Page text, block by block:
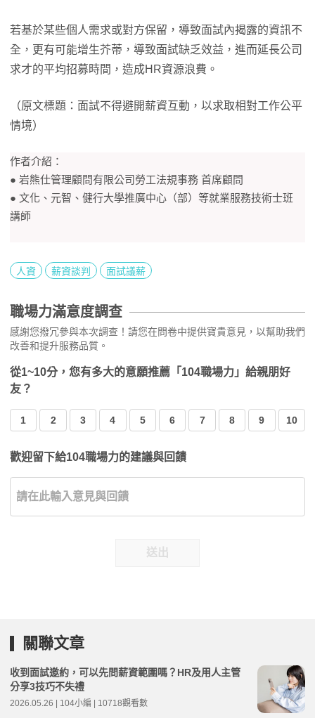
若基於某些個人需求或對方保留，導致面試內揭露的資訊不
全，更有可能增生芥蒂，導致面試缺乏效益，進而延長公司
求才的平均招募時間，造成HR資源浪費。
（原文標題：面試不得避開薪資互動，以求取相對工作公平
情境）
作者介紹：
● 岩熊仕管理顧問有限公司勞工法規事務 首席顧問
● 文化、元智、健行大學推廣中心（部）等就業服務技術士班
講師
人資 薪資談判 面試議薪
職場力滿意度調查
感謝您撥冗參與本次調查！請您在問卷中提供寶貴意見，以幫助我們
改善和提升服務品質。
從1~10分，您有多大的意願推薦「104職場力」給親朋好
友？
1 2 3 4 5 6 7 8 9 10
歡迎留下給104職場力的建議與回饋
送出
關聯文章
收到面試邀約，可以先問薪資範圍嗎？HR及用人主管
分享3技巧不失禮
2026.05.26 | 104小編 | 10718觀看數